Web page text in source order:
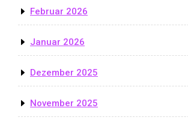
Februar 2026
Januar 2026
Dezember 2025
November 2025